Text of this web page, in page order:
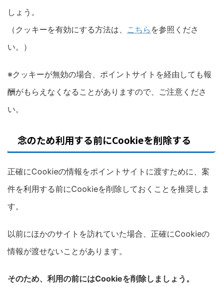
しょう。
（クッキーを有効にする方法は、 こちら を参照くださ
い。）
※クッキーが無効の場合、ポイントサイトを経由しても報
酬がもらえなくなることがありますので、ご注意くださ
い。
念のため利用する前にCookieを削除する
正確にCookieの情報をポイントサイトに渡すために、案
件を利用する前にCookieを削除しておくことを推奨しま
す。
以前にほかのサイトを訪れていた場合、正確にCookieの
情報が渡せないことがあります。
そのため、利用の前にはCookieを削除しましょう。